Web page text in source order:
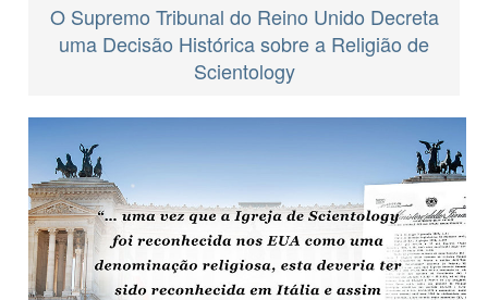
O Supremo Tribunal do Reino Unido Decreta
uma Decisão Histórica sobre a Religião de
Scientology